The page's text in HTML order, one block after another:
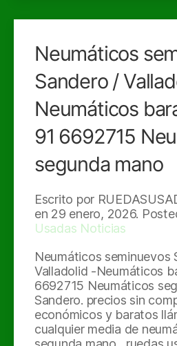
Neumáticos
Sandero /
Neumáticos
91 6692715
segunda mano
Escrito por
en 29 enero, 2026.
Usadas Noticias
Neumáticos seminuevos
Valladolid -Neumáticos
6692715 Neumáticos
Sandero. precios sin
económicos y baratos
cualquier media de